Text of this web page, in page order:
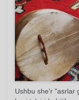
Ushbu she'r "asrlar